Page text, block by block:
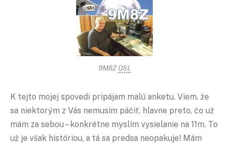
9M8ZQSL
K tejto mojej spovedi pripájam malú anketu. Viem, že
sa niektorým z Vás nemusím páčiť, hlavne preto, čo už
mám za sebou – konkrétne myslím vysielanie na 11m. To
už je však históriou, a tá sa predsa neopakuje! Mám